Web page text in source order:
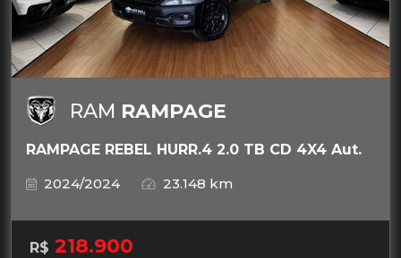
RAM RAMPAGE
RAMPAGE REBEL HURR.4 2.0 TB CD 4X4 Aut.
2024/2024
23.148 km
R$ 218.900